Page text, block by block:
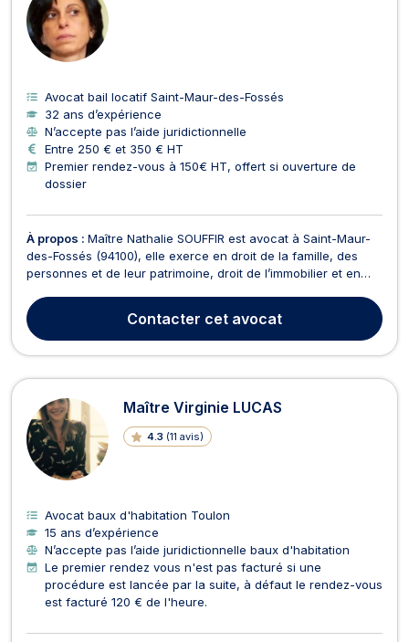
Avocat bail locatif Saint-Maur-des-Fossés
32 ans d’expérience
N’accepte pas l’aide juridictionnelle
Entre 250 € et 350 € HT
Premier rendez-vous à 150€ HT, offert si ouverture de
dossier
À propos : Maître Nathalie SOUFFIR est avocat à Saint-Maur-
des-Fossés (94100), elle exerce en droit de la famille, des
personnes et de leur patrimoine, droit de l’immobilier et en
en matière de divorce à l’amiable ou contentieux,
changement de nom, PACS, de concubinage, recon...
Contacter cet avocat
Maître Virginie LUCAS
4.3 (11 avis)
Avocat baux d'habitation Toulon
15 ans d’expérience
N’accepte pas l’aide juridictionnelle baux d'habitation
Le premier rendez vous n'est pas facturé si une
procédure est lancée par la suite, à défaut le rendez-vous
est facturé 120 € de l'heure.